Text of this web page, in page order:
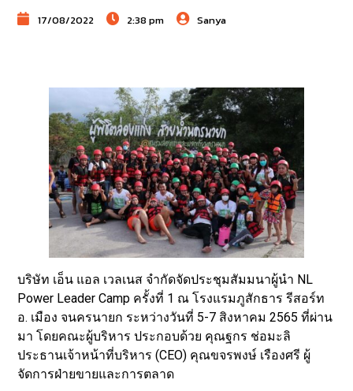
17/08/2022 2:38 pm Sanya
บริษัท เอ็น แอล เวลเนส จำกัดจัดประชุมสัมมนาผู้นำ NL
Power Leader Camp ครั้งที่ 1 ณ โรงแรมภูสักธาร รีสอร์ท
อ. เมือง จนครนายก ระหว่างวันที่ 5-7 สิงหาคม 2565 ที่ผ่าน
มา โดยคณะผู้บริหาร ประกอบด้วย คุณฐกร ช่อมะลิ
ประธานเจ้าหน้าที่บริหาร (CEO) คุณขจรพงษ์ เรืองศรี ผู้
จัดการฝ่ายขายและการตลาด